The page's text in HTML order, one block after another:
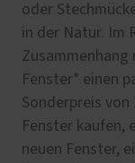
oder
in der Natur. Im
Zusammenhang
Fenster* einen
Sonderpreis von
Fenster kaufen,
neuen Fenster,